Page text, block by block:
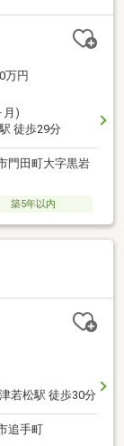
万円
月)
徒歩29分
門田町大字黒岩
築5年以内
若松駅 徒歩30分
追手町